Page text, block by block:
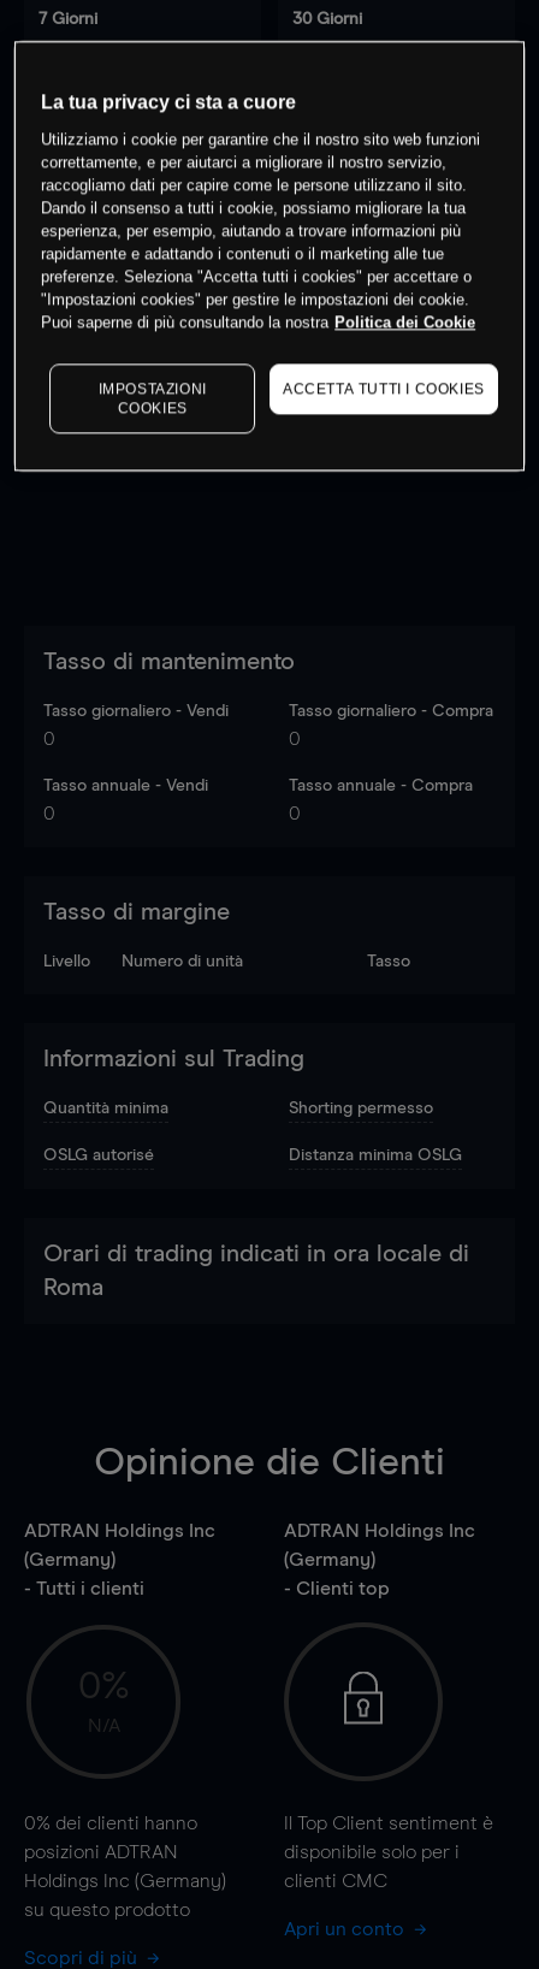
7 Giorni
-
30 Giorni
-
0% dei clienti hanno posizionisu
questo prodotto
Fai trading
I prezzi sono solo indicativi.
Tasso di mantenimento
Tasso giornaliero - Vendi
0
Tasso giornaliero - Compra
0
Tasso annuale - Vendi
0
Tasso annuale - Compra
0
Tasso di margine
Livello Numero di unità Tasso
Informazioni sul Trading
Quantità minima Shorting permesso
OSLG autorisé Distanza minima OSLG
Orari di trading indicati in ora locale di
Roma
Opinione die Clienti
ADTRAN Holdings Inc
(Germany)
- Tutti i clienti
0%
N/A
0% dei clienti hanno
posizioni ADTRAN
Holdings Inc (Germany)
su questo prodotto
Scopri di più
ADTRAN Holdings Inc
(Germany)
- Clienti top
Il Top Client sentiment è
disponibile solo per i
clienti CMC
Apri un conto
La tua privacy ci sta a cuore
Utilizziamo i cookie per garantire che il nostro sito web funzioni
correttamente, e per aiutarci a migliorare il nostro servizio,
raccogliamo dati per capire come le persone utilizzano il sito.
Dando il consenso a tutti i cookie, possiamo migliorare la tua
esperienza, per esempio, aiutando a trovare informazioni più
rapidamente e adattando i contenuti o il marketing alle tue
preferenze. Seleziona "Accetta tutti i cookies" per accettare o
"Impostazioni cookies" per gestire le impostazioni dei cookie.
Puoi saperne di più consultando la nostra Politica dei Cookie
IMPOSTAZIONI
COOKIES
ACCETTA TUTTI I COOKIES